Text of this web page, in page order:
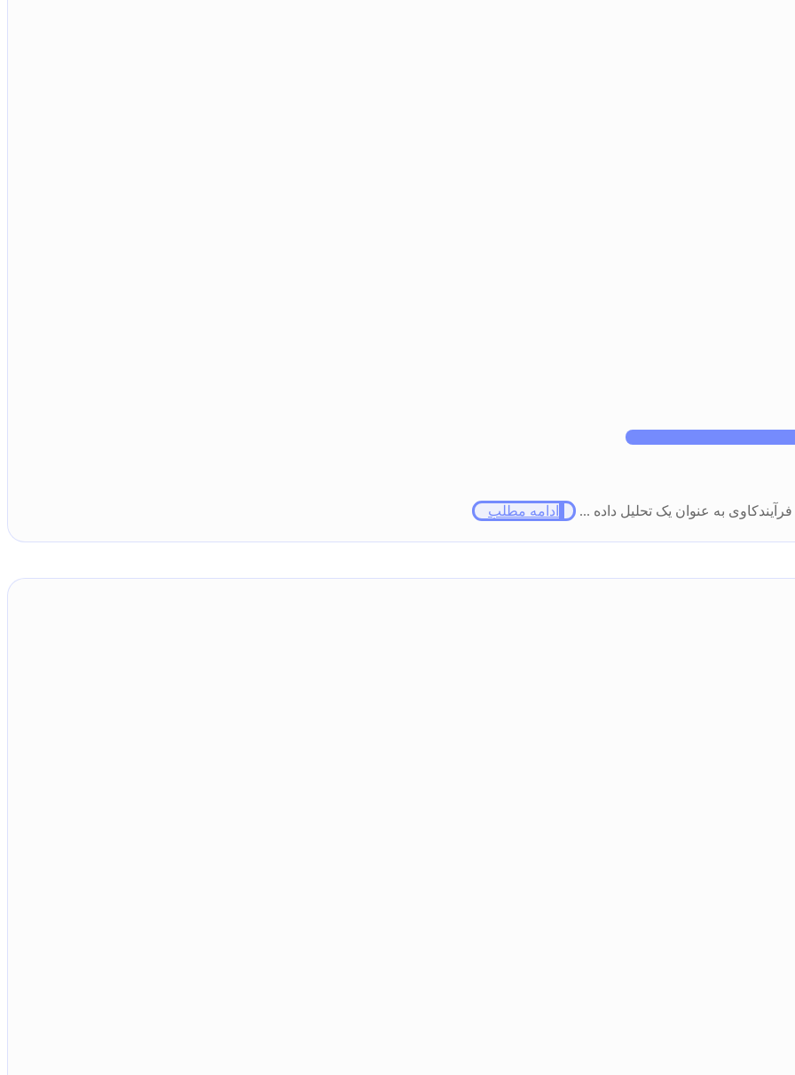
به عنوان یک تحلیل داده ... ادامه مطلب